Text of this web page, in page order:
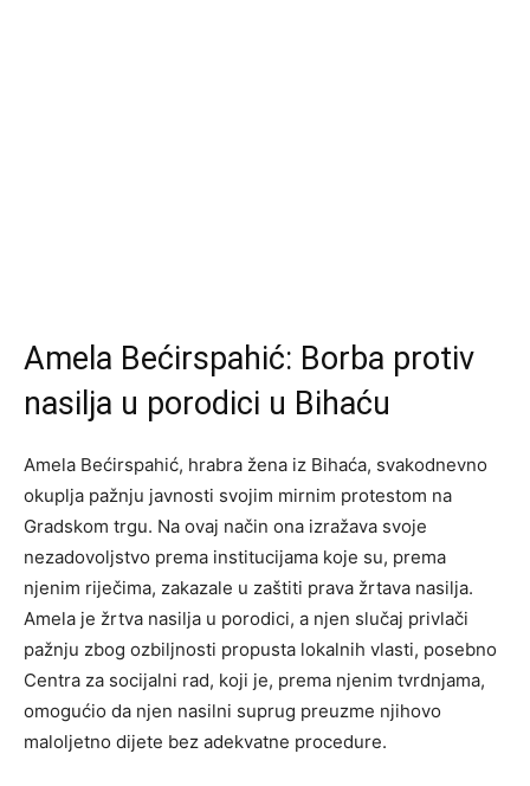
Amela Bećirspahić: Borba protiv
nasilja u porodici u Bihaću
Amela Bećirspahić, hrabra žena iz Bihaća, svakodnevno
okuplja pažnju javnosti svojim mirnim protestom na
Gradskom trgu. Na ovaj način ona izražava svoje
nezadovoljstvo prema institucijama koje su, prema
njenim riječima, zakazale u zaštiti prava žrtava nasilja.
Amela je žrtva nasilja u porodici, a njen slučaj privlači
pažnju zbog ozbiljnosti propusta lokalnih vlasti, posebno
Centra za socijalni rad, koji je, prema njenim tvrdnjama,
omogućio da njen nasilni suprug preuzme njihovo
maloljetno dijete bez adekvatne procedure.